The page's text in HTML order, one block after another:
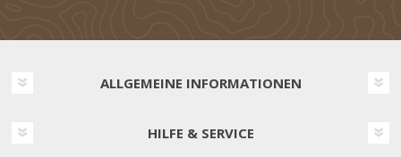
ALLGEMEINE INFORMATIONEN
HILFE & SERVICE